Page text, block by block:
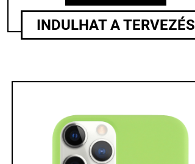
INDULHAT A TERVEZÉS